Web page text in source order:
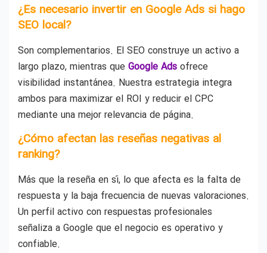
¿Es necesario invertir en Google Ads si hago
SEO local?
Son complementarios. El SEO construye un activo a
largo plazo, mientras que Google Ads ofrece
visibilidad instantánea. Nuestra estrategia integra
ambos para maximizar el ROI y reducir el CPC
mediante una mejor relevancia de página.
¿Cómo afectan las reseñas negativas al
ranking?
Más que la reseña en sí, lo que afecta es la falta de
respuesta y la baja frecuencia de nuevas valoraciones.
Un perfil activo con respuestas profesionales
señaliza a Google que el negocio es operativo y
confiable.